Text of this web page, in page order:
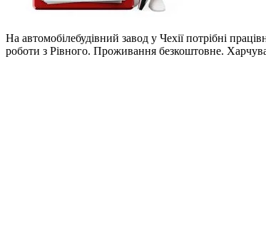
На автомобілебудівний завод у Чехії потрібні
роботи з Рівного. Проживання безкоштовне.